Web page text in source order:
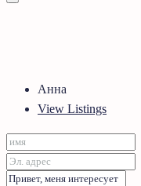
Анна
View Listings